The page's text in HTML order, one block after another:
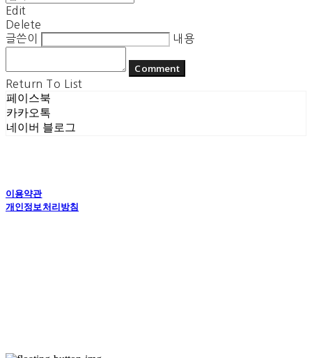
Edit
Delete
글쓴이
내용
Comment
Return To List
페이스북
카카오톡
네이버 블로그
이용약관
개인정보처리방침